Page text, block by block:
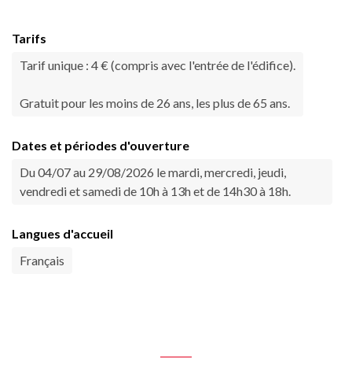
Tarifs
Tarif unique : 4 € (compris avec l'entrée de l'édifice).
Gratuit pour les moins de 26 ans, les plus de 65 ans.
Dates et périodes d'ouverture
Du 04/07 au 29/08/2026 le mardi, mercredi, jeudi,
vendredi et samedi de 10h à 13h et de 14h30 à 18h.
Langues d'accueil
Français